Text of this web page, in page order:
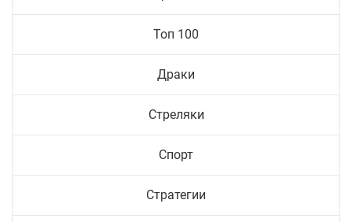
Топ 100
Драки
Стреляки
Спорт
Стратегии